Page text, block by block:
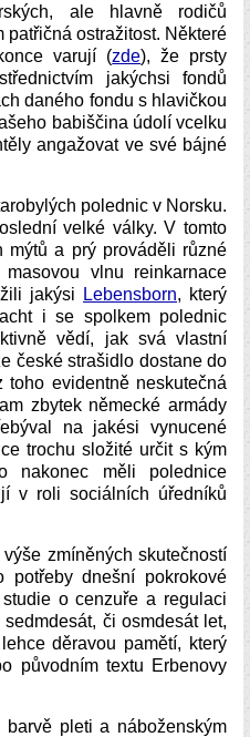
ale hlavně rodičů
ostražitost. Některé
varují (zde), že prsty
jakýchsi fondů
daného fondu s hlavičkou
babiščina údolí vcelku
angažovat ve své bájné
polednic v Norsku.
velké války. V tomto
mýtů a prý prováděli různé
vlnu reinkarnace
jakýsi
Lebensborn, který
i se spolkem polednic
vědí, jak svá vlastní
české strašidlo dostane do
evidentně neskutečná
zbytek německé armády
na jakési vynucené
trochu složité určit s kým
nakonec měli polednice
v roli sociálních úředníků
zmíněných skutečností
potřeby dnešní pokrokové
o cenzuře a regulaci
či osmdesát let,
děravou pamětí, který
původním textu Erbenovy
pleti a náboženským